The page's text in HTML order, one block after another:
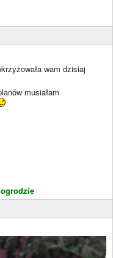
wam dzisiaj
musiałam